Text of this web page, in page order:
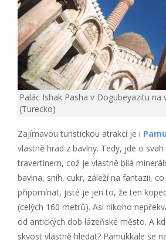
Palác Ishak Pasha v Dogubeyazitu na
(Turecko)
Zajímavou turistickou atrakcí je i
vlastně hrad z bavlny. Tedy, jde o
travertinem, což je vlastně bílá
bavlna, sníh, cukr, záleží na fantazii,
připomínat, jisté je jen to, že ten
(celých 160 metrů). Asi nikoho
od antických dob lázeňské město. A
skvost vlastně hledat? Pamukkale se